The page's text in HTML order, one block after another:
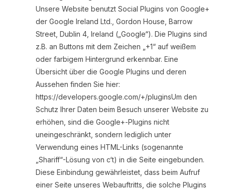
Unsere Website benutzt Social Plugins von Google+
der Google Ireland Ltd., Gordon House, Barrow
Street, Dublin 4, Ireland („Google“). Die Plugins sind
z.B. an Buttons mit dem Zeichen „+1“ auf weißem
oder farbigem Hintergrund erkennbar. Eine
Übersicht über die Google Plugins und deren
Aussehen finden Sie hier:
https://developers.google.com/+/pluginsUm den
Schutz Ihrer Daten beim Besuch unserer Website zu
erhöhen, sind die Google+-Plugins nicht
uneingeschränkt, sondern lediglich unter
Verwendung eines HTML-Links (sogenannte
„Shariff“-Lösung von c‘t) in die Seite eingebunden.
Diese Einbindung gewährleistet, dass beim Aufruf
einer Seite unseres Webauftritts, die solche Plugins